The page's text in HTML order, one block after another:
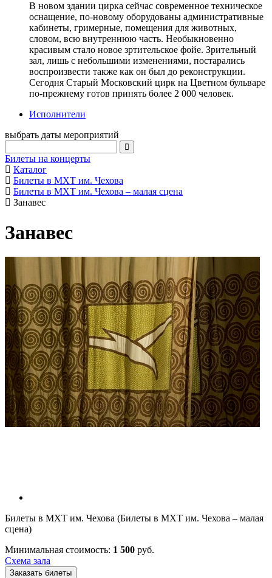
В новом здании цирка сейчас современное техническое
оснащение, по-новому оборудованы административные
кабинеты, гримерные, помещения для животных,
словом, всю внутреннюю часть. Необыкновенно
красивым стало новое зртительское фойе. Зрительный
зал, лишь с небольшими изменениями, постарались
воспроизвести также как он был до реконструкции.
Сегодня Старый Московский цирк на Цветном бульваре
по-прежнему готов принять более 2 000 человек.
Исполнители
выбрать даты мероприятий
Билеты на концерты
Каталог
Билеты в МХТ им. Чехова
Билеты в МХТ им. Чехова – малая сцена
Занавес
Занавес
Билеты в МХТ им. Чехова (Билеты в МХТ им. Чехова – малая
сцена)
Минимальная стоимость: 1 500 руб.
Схема зала
Заказать билеты